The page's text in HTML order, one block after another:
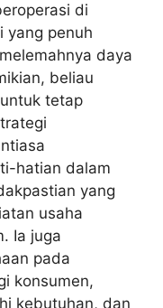
di
yang penuh
daya
beliau
untuk tetap
hatian dalam
yang
usaha
Ia juga
pada
konsumen,
kebutuhan, dan